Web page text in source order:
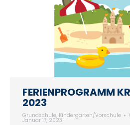
FERIENPROGRAMM
2023
Grundschule, Kindergarten/Vorschule
Januar 17, 2023